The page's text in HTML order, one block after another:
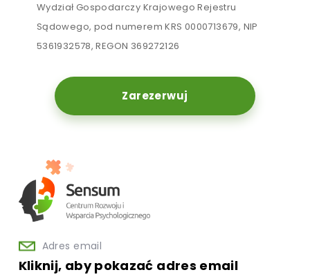
Wydział Gospodarczy Krajowego Rejestru
Sądowego, pod numerem KRS 0000713679, NIP
5361932578, REGON 369272126
Zarezerwuj
Adres email
Kliknij, aby pokazać adres email